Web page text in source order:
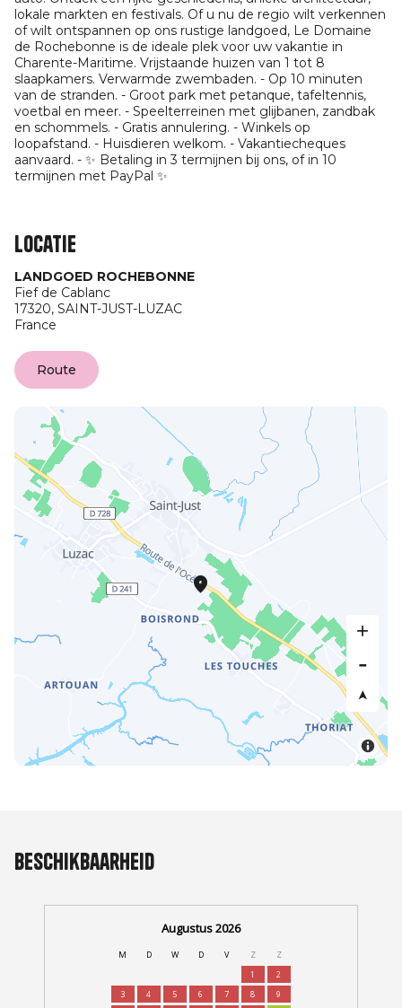
lokale markten en festivals. Of u nu de regio wilt verkennen
of wilt ontspannen op ons rustige landgoed, Le Domaine
de Rochebonne is de ideale plek voor uw vakantie in
Charente-Maritime. Vrijstaande huizen van 1 tot 8
slaapkamers. Verwarmde zwembaden. - Op 10 minuten
van de stranden. - Groot park met petanque, tafeltennis,
voetbal en meer. - Speelterreinen met glijbanen, zandbak
en schommels. - Gratis annulering. - Winkels op
loopafstand. - Huisdieren welkom. - Vakantiecheques
aanvaard. - ✨ Betaling in 3 termijnen bij ons, of in 10
termijnen met PayPal ✨
Locatie
LANDGOED ROCHEBONNE
Fief de Cablanc
17320, SAINT-JUST-LUZAC
France
Route
Beschikbaarheid